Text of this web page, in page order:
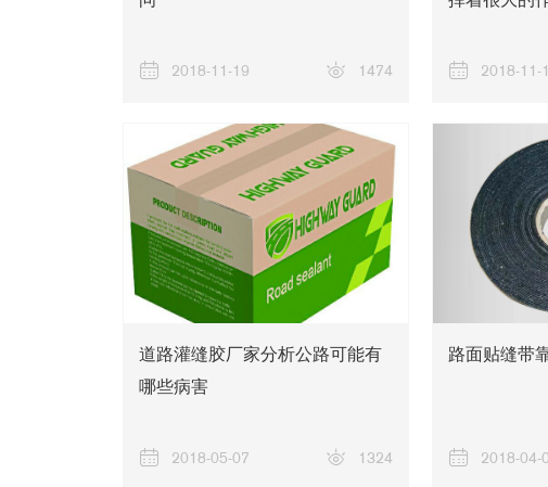
2018-11-19 1474 2018-11-
道路灌缝胶厂家分析公路可能有
哪些病害
2018-05-07 1324
路面贴缝带
2018-04-